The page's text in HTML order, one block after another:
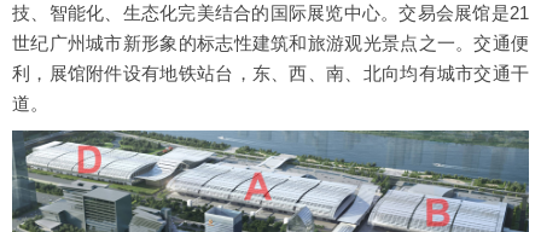
技、智能化、生态化完美结合的国际展览中心。交易会展馆是21
世纪广州城市新形象的标志性建筑和旅游观光景点之一。交通便
利，展馆附件设有地铁站台，东、西、南、北向均有城市交通干
道。